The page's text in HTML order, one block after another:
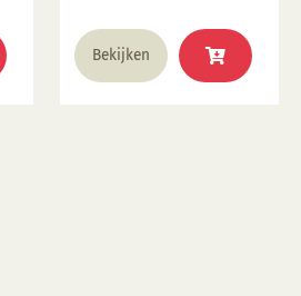
Bekijken